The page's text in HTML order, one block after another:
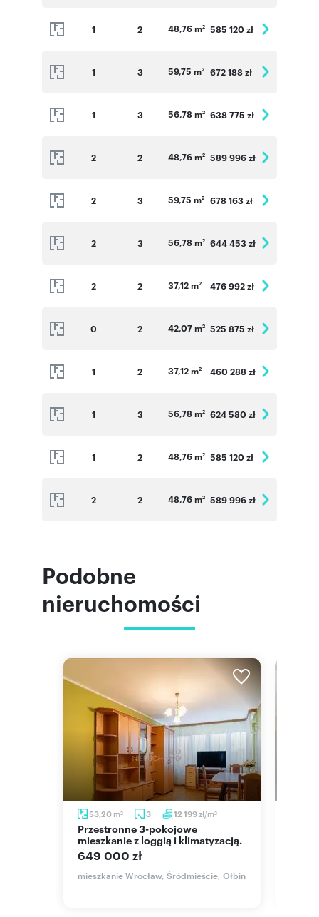
1 2 48,76 m2 585 120 zł
1 3 59,75 m2 672 188 zł
1 3 56,78 m2 638 775 zł
2 2 48,76 m2 589 996 zł
2 3 59,75 m2 678 163 zł
2 3 56,78 m2 644 453 zł
2 2 37,12 m2 476 992 zł
0 2 42,07 m2 525 875 zł
1 2 37,12 m2 460 288 zł
1 3 56,78 m2 624 580 zł
1 2 48,76 m2 585 120 zł
2 2 48,76 m2 589 996 zł
Podobne
nieruchomości
53,20 m2 3 12 199zł/m2
Przestronne 3-pokojowe
mieszkanie z loggią i klimatyzacją.
649 000 zł
mieszkanie Wrocław, Śródmieście, Ołbin